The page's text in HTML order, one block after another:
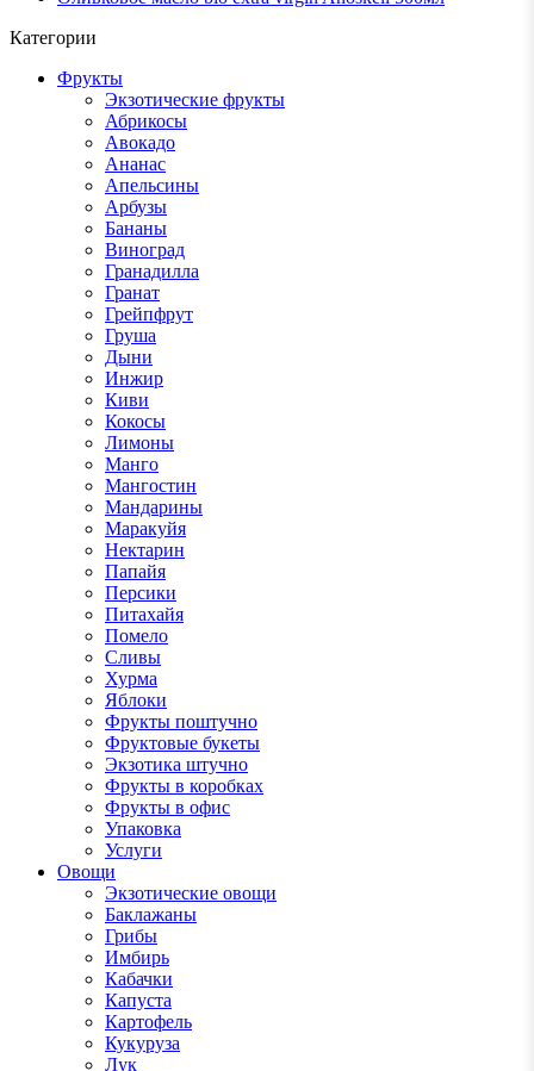
Категории
Фрукты
Экзотические фрукты
Абрикосы
Авокадо
Ананас
Апельсины
Арбузы
Бананы
Виноград
Гранадилла
Гранат
Грейпфрут
Груша
Дыни
Инжир
Киви
Кокосы
Лимоны
Манго
Мангостин
Мандарины
Маракуйя
Нектарин
Папайя
Персики
Питахайя
Помело
Сливы
Хурма
Яблоки
Фрукты поштучно
Фруктовые букеты
Экзотика штучно
Фрукты в коробках
Фрукты в офис
Упаковка
Услуги
Овощи
Экзотические овощи
Баклажаны
Грибы
Имбирь
Кабачки
Капуста
Картофель
Кукуруза
Лук